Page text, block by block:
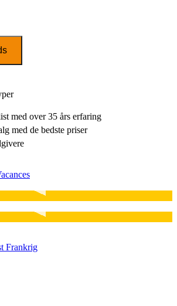
med over 35 års erfaring
med de bedste priser
Frankrig